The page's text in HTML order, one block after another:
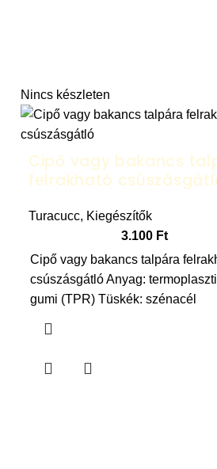
Nincs készleten
Cipő vagy bakancs
felrakható
Turacucc, Kiegészítők
3.100 Ft
Cipő vagy bakancs talpára
csúszásgátló Anyag:
gumi (TPR) Tüskék: szénacél